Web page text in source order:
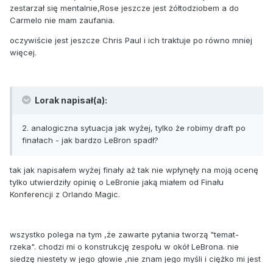
zestarzał się mentalnie,Rose jeszcze jest żółtodziobem a do
Carmelo nie mam zaufania.
oczywiście jest jeszcze Chris Paul i ich traktuje po równo mniej
więcej.
Lorak napisał(a):
2. analogiczna sytuacja jak wyżej, tylko że robimy draft po
finałach - jak bardzo LeBron spadł?
tak jak napisałem wyżej finały aż tak nie wpłynęły na moją ocenę
tylko utwierdziły opinię o LeBronie jaką miałem od Finału
Konferencji z Orlando Magic.
wszystko polega na tym ,że zawarte pytania tworzą "temat-
rzeka". chodzi mi o konstrukcję zespołu w okół LeBrona. nie
siedzę niestety w jego głowie ,nie znam jego myśli i ciężko mi jest